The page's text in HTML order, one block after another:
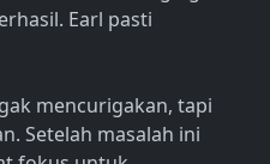
Earl pasti
mencurigakan, tapi
Setelah masalah ini